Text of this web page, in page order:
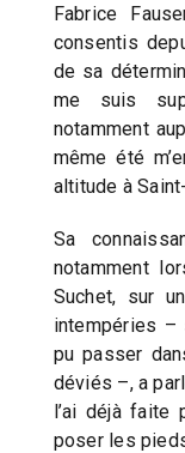
Fabrice
consentis
de sa
me suis
notamment
même été
altitude à
Sa
notamment
Suchet, sur
intempéries –
pu passer
déviés –, a
l’ai déjà faite
poser les